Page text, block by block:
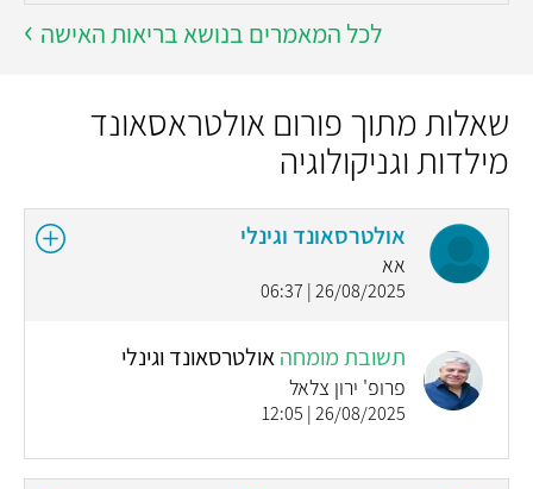
לכל המאמרים בנושא בריאות האישה
שאלות מתוך פורום אולטראסאונד
מילדות וגניקולוגיה
אולטרסאונד וגינלי
אא
26/08/2025 | 06:37
תשובת מומחהאולטרסאונד וגינלי
פרופ' ירון צלאל
26/08/2025 | 12:05